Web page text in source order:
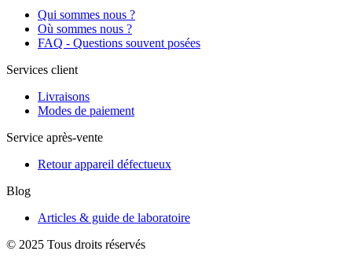
Qui sommes nous ?
Où sommes nous ?
FAQ - Questions souvent posées
Services client
Livraisons
Modes de paiement
Service après-vente
Retour appareil défectueux
Blog
Articles & guide de laboratoire
© 2025 Tous droits réservés